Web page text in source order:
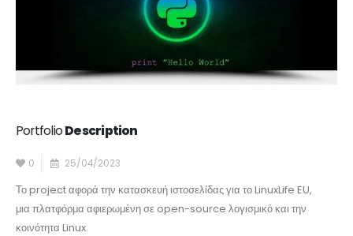
PortfolioDescription
0 25/04/2023
Το project αφορά την κατασκευή ιστοσελίδας για το LinuxLife EU,
μια πλατφόρμα αφιερωμένη σε open-source λογισμικό και την
κοινότητα Linux.